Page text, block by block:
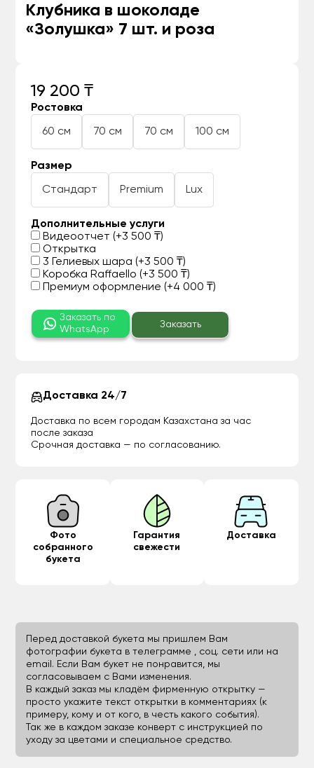
Клубника в шоколаде
«Золушка» 7 шт. и роза
19 200 ₸
Ростовка
60 см 70 см 70 см 100 см
Размер
Стандарт Premium Lux
Дополнительные услуги
Видеоотчет (+3 500 ₸)
Открытка
3 Гелиевых шара (+3 500 ₸)
Коробка Raffaello (+3 500 ₸)
Премиум оформление (+4 000 ₸)
Заказать по
WhatsApp
Заказать
Доставка 24/7
Доставка по всем городам Казахстана за час
после заказа
Срочная доставка — по согласованию.
Фото
собранного
букета
Гарантия
свежести
Доставка
Перед доставкой букета мы пришлем Вам
фотографии букета в телеграмме , соц. сети или на
email. Если Вам букет не понравится, мы
согласовываем с Вами изменения.
В каждый заказ мы кладём фирменную открытку —
просто укажите текст открытки в комментариях (к
примеру, кому и от кого, в честь какого события).
Так же в каждом заказе конверт с инструкцией по
уходу за цветами и специальное средство.